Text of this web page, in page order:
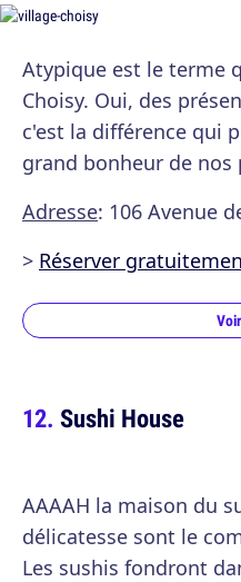
Atypique est le terme
Choisy. Oui, des
c'est la différence qui
grand bonheur de nos
Adresse: 106 Avenue
> Réserver
Sushi House
AAAAH la maison du
délicatesse sont le
Les sushis fondront